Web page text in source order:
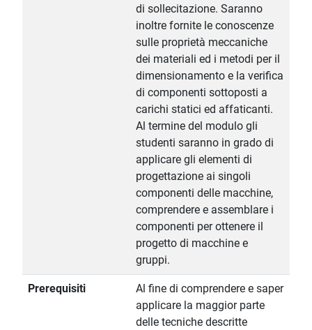
di sollecitazione. Saranno
inoltre fornite le conoscenze
sulle proprietà meccaniche
dei materiali ed i metodi per il
dimensionamento e la verifica
di componenti sottoposti a
carichi statici ed affaticanti.
Al termine del modulo gli
studenti saranno in grado di
applicare gli elementi di
progettazione ai singoli
componenti delle macchine,
comprendere e assemblare i
componenti per ottenere il
progetto di macchine e
gruppi.
Prerequisiti
Al fine di comprendere e saper
applicare la maggior parte
delle tecniche descritte